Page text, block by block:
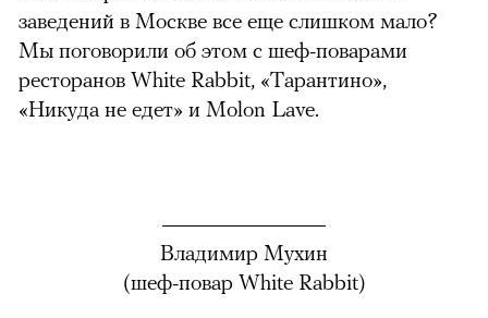
заведений в Москве все еще слишком мало?
Мы поговорили об этом с шеф-поварами
ресторанов White Rabbit, «Тарантино»,
«Никуда не едет» и Molon Lave.
Владимир Мухин
(шеф-повар White Rabbit)